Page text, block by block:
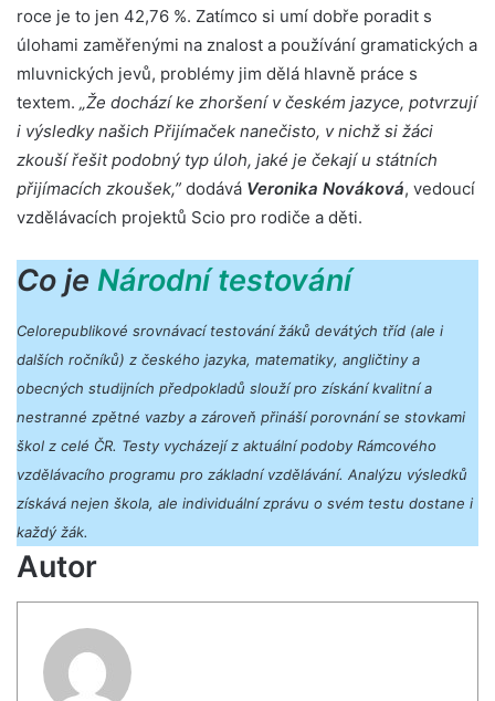
roce je to jen 42,76 %. Zatímco si umí dobře poradit s
úlohami zaměřenými na znalost a používání gramatických a
mluvnických jevů, problémy jim dělá hlavně práce s
textem. „Že dochází ke zhoršení v českém jazyce, potvrzují
i výsledky našich Přijímaček nanečisto, v nichž si žáci
zkouší řešit podobný typ úloh, jaké je čekají u státních
přijímacích zkoušek,” dodává Veronika Nováková, vedoucí
vzdělávacích projektů Scio pro rodiče a děti.
Co je Národní testování
Celorepublikové srovnávací testování žáků devátých tříd (ale i
dalších ročníků) z českého jazyka, matematiky, angličtiny a
obecných studijních předpokladů slouží pro získání kvalitní a
nestranné zpětné vazby a zároveň přináší porovnání se stovkami
škol z celé ČR. Testy vycházejí z aktuální podoby Rámcového
vzdělávacího programu pro základní vzdělávání. Analýzu výsledků
získává nejen škola, ale individuální zprávu o svém testu dostane i
každý žák.
Autor